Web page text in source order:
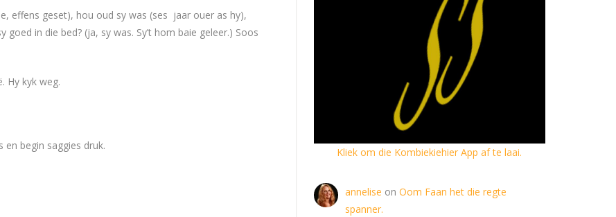
effens geset), hou oud sy was (ses jaar ouer as hy),
in die bed? (ja, sy was. Sy’t hom baie geleer.) Soos
Hy kyk weg.
begin saggies druk.
Kliek om die Kombiekiehier App af te laai.
annelise onOom Faan het die regte
spanner.